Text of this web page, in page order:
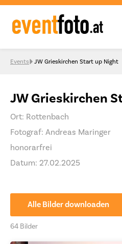
Skip to content
Events JW Grieskirchen Start up Night
JW Grieskirchen
Ort: Rottenbach
Fotograf: Andreas Maringer
honorarfrei
Datum: 27.02.2025
Alle Bilder downloaden
64 Bilder